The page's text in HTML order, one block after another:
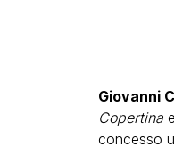
Giovanni
Copertina
concesso